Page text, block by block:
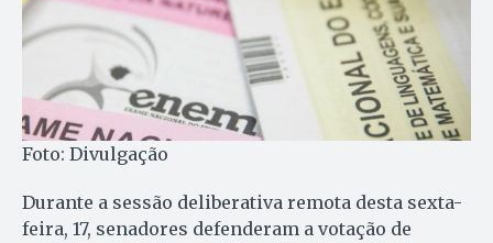
Foto: Divulgação
Durante a sessão deliberativa remota desta sexta-
feira, 17, senadores defenderam a votação de